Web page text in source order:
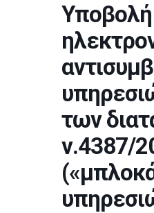
των
ν.4387/